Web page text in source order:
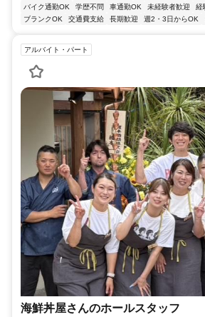
バイク通勤OK
学歴不問 車通勤OK 未経験者歓迎 経
ブランクOK
交通費支給 長期歓迎 週2・3日からOK
アルバイト・パート
海鮮丼屋さんのホールスタッフ